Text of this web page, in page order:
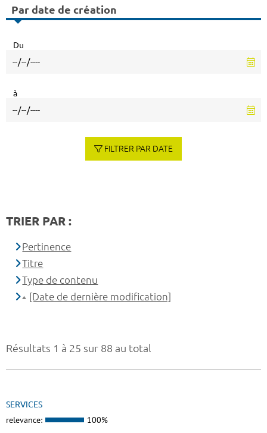
Résultats 1 à 25 sur 88 au total
SERVICES
relevance: 100%
Par date de création
Du
à
FILTRER PAR DATE
TRIER PAR :
Pertinence
Titre
Type de contenu
[Date de dernière modification]